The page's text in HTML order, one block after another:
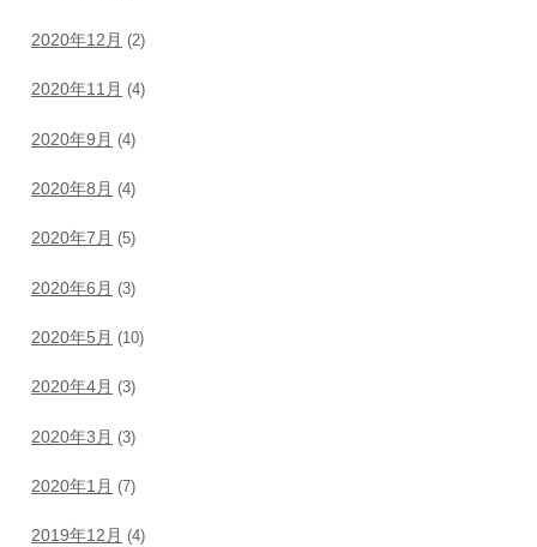
2020年12月 (2)
2020年11月 (4)
2020年9月 (4)
2020年8月 (4)
2020年7月 (5)
2020年6月 (3)
2020年5月 (10)
2020年4月 (3)
2020年3月 (3)
2020年1月 (7)
2019年12月 (4)